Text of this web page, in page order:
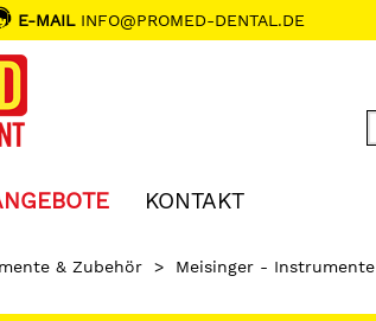
E-MAILINFO@PROMED-DENTAL.DE
KONTAKT
& Zubehör > Meisinger - Instrumente